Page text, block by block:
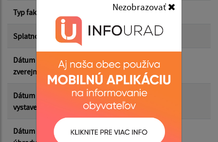
Nezobrazovať
Suma do:
Filtrovať Reset
Typ faktúry
Splatnosť 17.03.2026
Dátum
zverejnenia
19.05.2026
Dátum
vystavenia
03.03.2026
Dátum
17.03.2026